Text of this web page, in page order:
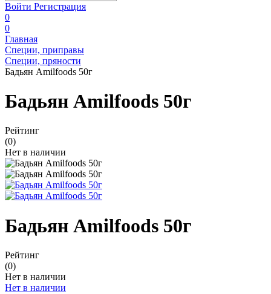
Войти Регистрация
0
0
Главная
Специи, приправы
Специи, пряности
Бадьян Amilfoods 50г
Бадьян Amilfoods 50г
Рейтинг
(0)
Нет в наличии
Бадьян Amilfoods 50г
Рейтинг
(0)
Нет в наличии
Нет в наличии